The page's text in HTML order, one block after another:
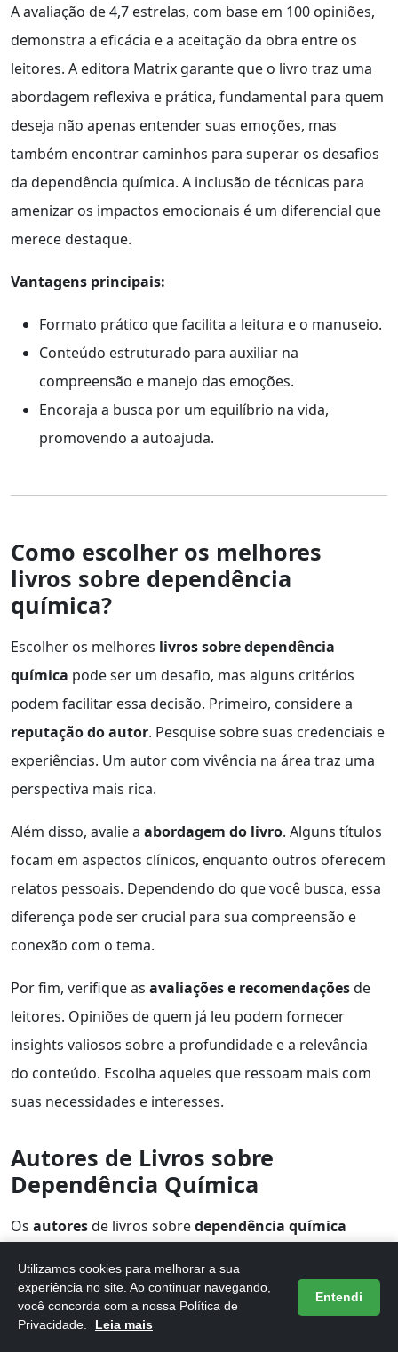
A avaliação de 4,7 estrelas, com base em 100 opiniões,
demonstra a eficácia e a aceitação da obra entre os
leitores. A editora Matrix garante que o livro traz uma
abordagem reflexiva e prática, fundamental para quem
deseja não apenas entender suas emoções, mas
também encontrar caminhos para superar os desafios
da dependência química. A inclusão de técnicas para
amenizar os impactos emocionais é um diferencial que
merece destaque.
Vantagens principais:
Formato prático que facilita a leitura e o manuseio.
Conteúdo estruturado para auxiliar na
compreensão e manejo das emoções.
Encoraja a busca por um equilíbrio na vida,
promovendo a autoajuda.
Como escolher os melhores
livros sobre dependência
química?
Escolher os melhores livros sobre dependência
química pode ser um desafio, mas alguns critérios
podem facilitar essa decisão. Primeiro, considere a
reputação do autor. Pesquise sobre suas credenciais e
experiências. Um autor com vivência na área traz uma
perspectiva mais rica.
Além disso, avalie a abordagem do livro. Alguns títulos
focam em aspectos clínicos, enquanto outros oferecem
relatos pessoais. Dependendo do que você busca, essa
diferença pode ser crucial para sua compreensão e
conexão com o tema.
Por fim, verifique as avaliações e recomendaçõesde
leitores. Opiniões de quem já leu podem fornecer
insights valiosos sobre a profundidade e a relevância
do conteúdo. Escolha aqueles que ressoam mais com
suas necessidades e interesses.
Autores de Livros sobre
Dependência Química
Os autoresde livros sobredependência química
sobre essa questão tão complexa. Suas obras são
fundamentais para entender não apenas as causas,
Utilizamos cookies para melhorar a sua
experiência no site. Ao continuar navegando,
você concorda com a nossa Política de
Privacidade.
Leia mais
Entendi